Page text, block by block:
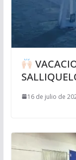
16 de julio de